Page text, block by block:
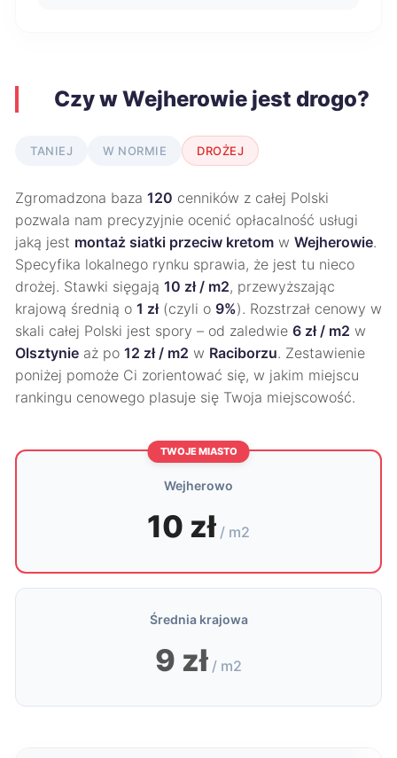
Czy w Wejherowie jest drogo?
TANIEJ W NORMIE DROŻEJ
Zgromadzona baza 120 cenników z całej Polski
pozwala nam precyzyjnie ocenić opłacalność usługi
jaką jest montaż siatki przeciw kretom w Wejherowie.
Specyfika lokalnego rynku sprawia, że jest tu nieco
drożej. Stawki sięgają 10 zł / m2, przewyższając
krajową średnią o 1 zł(czyli o 9%). Rozstrzał cenowy w
skali całej Polski jest spory – od zaledwie 6 zł / m2 w
Olsztynie aż po 12 zł / m2 w Raciborzu. Zestawienie
poniżej pomoże Ci zorientować się, w jakim miejscu
rankingu cenowego plasuje się Twoja miejscowość.
TWOJE MIASTO
Wejherowo
10 zł / m2
Średnia krajowa
9 zł / m2